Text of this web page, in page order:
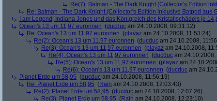
Re(7): Batman - The Dark Knight (Collector's Edition
Re: Batman - The Dark Knight (Collector's Edition inklusive Batpod aus
I am Legend, Indiana Jones und das Königreich des Kristallschädels je
Ocean's 13 um 11,97 euronnen (ducduc am 24.10.2008, 09:31:12)
Re: Ocean's 13 um 11,97 euronnen (playaz am 24.10.2008, 11:53:24)
Re(2): Ocean's 13 um 11,97 euronnen (ducduc am 24.10.2008,
Re(3): Ocean's 13 um 11,97 euronnen (playaz am 24.10.2008,
Re(4): Ocean's 13 um 11,97 euronnen (ducduc am
Re(5): Ocean's 13 um 11,97 euronnen (playaz am
Re(6): Ocean's 13 um 11,97 euronnen (ducduc am
Planet Erde um 58,95 (ducduc am 24.10.2008, 11:56:19)
Re: Planet Erde um 58,95 (Rain am 24.10.2008, 12:03:43)
Re(2): Planet Erde um 58,95 (ducduc am 24.10.2008, 12:07:26)
Re(3): Planet Erde um 58,95 (Rain am 24.10.2008, 12:23:10)